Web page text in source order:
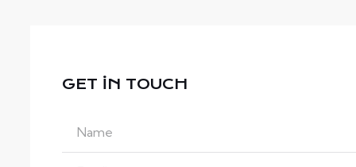
GET IN TOUCH